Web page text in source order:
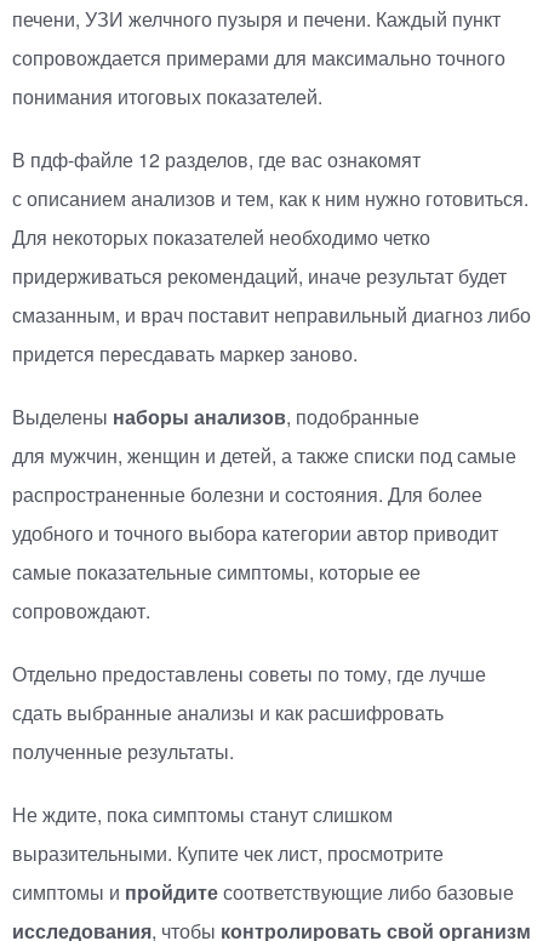
печени, УЗИ желчного пузыря и печени. Каждый пункт
сопровождается примерами для максимально точного
понимания итоговых показателей.
В пдф-файле 12 разделов, где вас ознакомят
с описанием анализов и тем, как к ним нужно готовиться.
Для некоторых показателей необходимо четко
придерживаться рекомендаций, иначе результат будет
смазанным, и врач поставит неправильный диагноз либо
придется пересдавать маркер заново.
Выделены наборы анализов, подобранные
для мужчин, женщин и детей, а также списки под самые
распространенные болезни и состояния. Для более
удобного и точного выбора категории автор приводит
самые показательные симптомы, которые ее
сопровождают.
Отдельно предоставлены советы по тому, где лучше
сдать выбранные анализы и как расшифровать
полученные результаты.
Не ждите, пока симптомы станут слишком
выразительными. Купите чек лист, просмотрите
симптомы и пройдитесоответствующие либо базовые
исследования, чтобы контролировать свой организм